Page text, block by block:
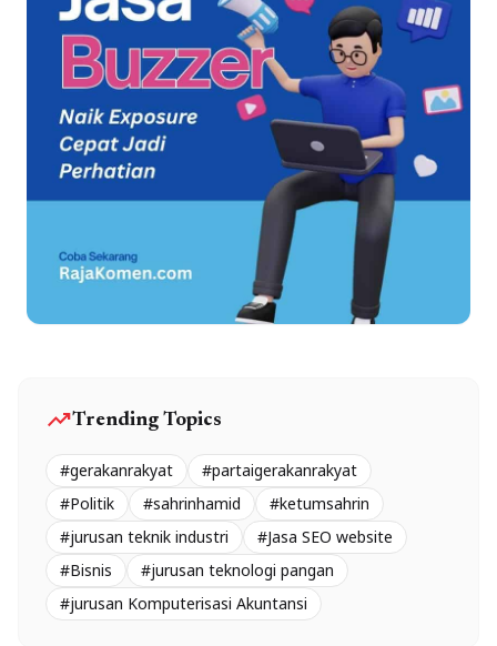
trending_upTrending Topics
#gerakanrakyat
#partaigerakanrakyat
#Politik
#sahrinhamid
#ketumsahrin
#jurusan teknik industri
#Jasa SEO website
#Bisnis
#jurusan teknologi pangan
#jurusan Komputerisasi Akuntansi